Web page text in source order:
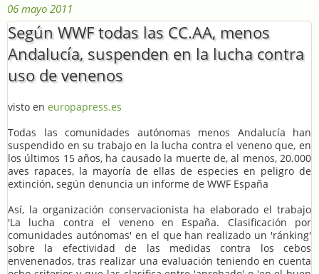
06 mayo 2011
Según WWF todas las CC.AA, menos
Andalucía, suspenden en la lucha contra
uso de venenos
visto en europapress.es
Todas las comunidades autónomas menos Andalucía han
suspendido en su trabajo en la lucha contra el veneno que, en
los últimos 15 años, ha causado la muerte de, al menos, 20.000
aves rapaces, la mayoría de ellas de especies en peligro de
extinción, según denuncia un informe de WWF España
Así, la organización conservacionista ha elaborado el trabajo
'La lucha contra el veneno en España. Clasificación por
comunidades autónomas' en el que han realizado un 'ránking'
sobre la efectividad de las medidas contra los cebos
envenenados, tras realizar una evaluación teniendo en cuenta